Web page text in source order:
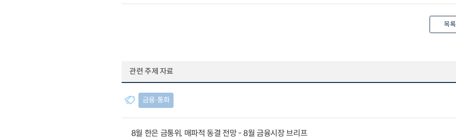
목
관련 주제 자료
금융∙통화
8월 한은 금통위, 매파적 동결 전망 - 8월 금융시장 브리프